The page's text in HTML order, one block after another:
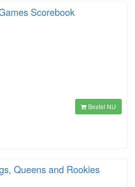
Scorebook
Bestel NU
Queens and Rookies